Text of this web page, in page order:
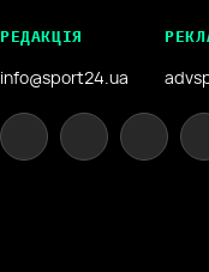
РЕДАКЦІЯ
info@sport24.ua